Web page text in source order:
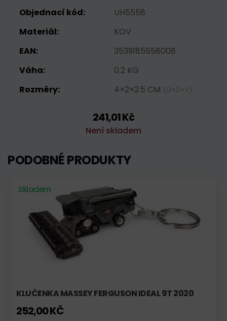
Objednací kód:
UH5558
Materiál:
KOV
EAN:
3539185558008
Váha:
0.2 KG
Rozměry:
4×2×2.5 CM (D×Š×V)
241,01 Kč
Není skladem
PODOBNÉ PRODUKTY
Skladem
KLUČENKA MASSEY FERGUSON IDEAL 9T 2020
252,00 KČ